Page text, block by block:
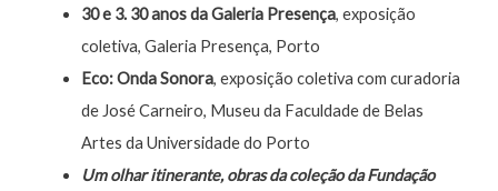
30 e 3. 30 anos da Galeria Presença, exposição
coletiva, Galeria Presença, Porto
Eco: Onda Sonora, exposição coletiva com curadoria
de José Carneiro, Museu da Faculdade de Belas
Artes da Universidade do Porto
Um olhar itinerante, obras da coleção da Fundação